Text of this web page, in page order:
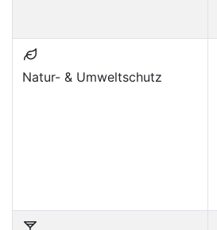
Natur- & Umweltschutz